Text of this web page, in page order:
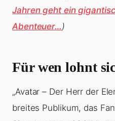
Jahren geht ein
Abenteuer…)
Für wen lohnt
„Avatar – Der Herr der
breites Publikum, das